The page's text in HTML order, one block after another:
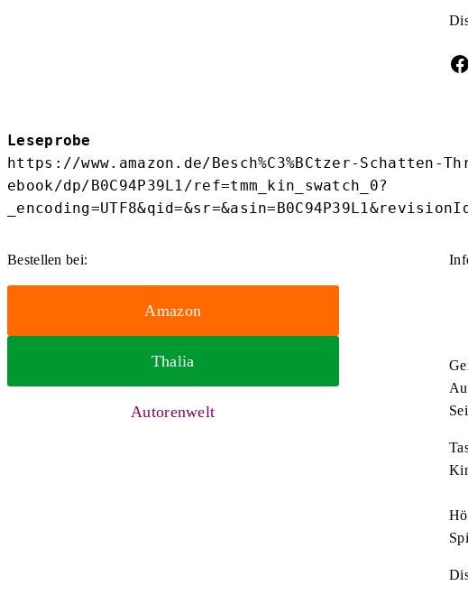
Leseprobe
https://www.amazon.de/Besch%C3%BCtzer-
ebook/dp/B0C94P39L1/ref=tmm_kin_swatch_0?
Bestellen bei:
Amazon
Thalia
Autorenwelt